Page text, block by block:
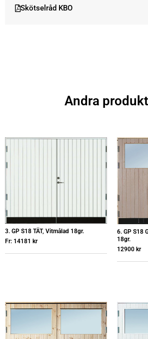
Skötselråd KBO
Andra
3. GP S18 TÄT, Vitmålad 18gr.
Fr: 14181 kr
6. GP S18
18gr.
12900 kr